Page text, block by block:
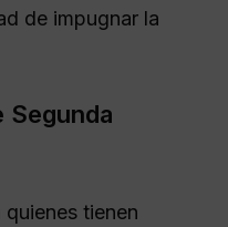
de impugnar la
Segunda
tienen